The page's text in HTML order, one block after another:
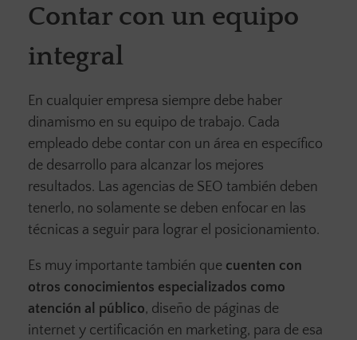
Contar con un equipo
integral
En cualquier empresa siempre debe haber
dinamismo en su equipo de trabajo. Cada
empleado debe contar con un área en específico
de desarrollo para alcanzar los mejores
resultados. Las agencias de SEO también deben
tenerlo, no solamente se deben enfocar en las
técnicas a seguir para lograr el posicionamiento.
Es muy importante también que cuenten con
otros conocimientos especializados como
atención al público, diseño de páginas de
internet y certificación en marketing, para de esa